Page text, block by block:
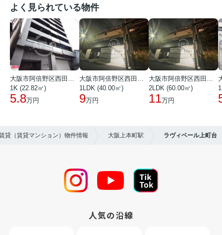
よく見られている物件
1K (22.82㎡)
5.8万円
1LDK (40.00㎡)
9万円
2LDK (60.00㎡)
11万円
貸（賃貸マンション）物件情報 大阪上本町駅 ラヴィベール上町台
人気の沿線